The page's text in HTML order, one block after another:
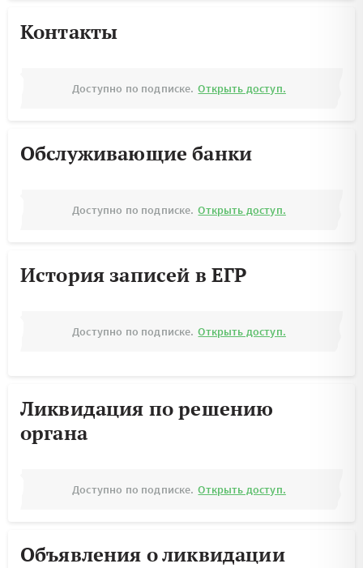
Контакты
Доступно по подписке. Открыть доступ.
Обслуживающие банки
Доступно по подписке. Открыть доступ.
История записей в ЕГР
Доступно по подписке. Открыть доступ.
Ликвидация по решению
органа
Доступно по подписке. Открыть доступ.
Объявления о ликвидации